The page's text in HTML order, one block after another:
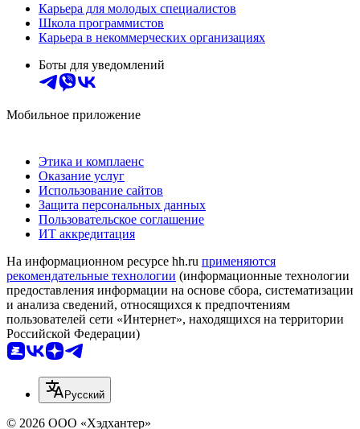
Карьера для молодых специалистов
Школа программистов
Карьера в некоммерческих организациях
Боты для уведомлений
Мобильное приложение
Этика и комплаенс
Оказание услуг
Использование сайтов
Защита персональных данных
Пользовательское соглашение
ИТ аккредитация
На информационном ресурсе hh.ru применяются
рекомендательные технологии (информационные технологии
предоставления информации на основе сбора, систематизации
и анализа сведений, относящихся к предпочтениям
пользователей сети «Интернет», находящихся на территории
Российской Федерации)
Русский
© 2026 ООО «Хэдхантер»